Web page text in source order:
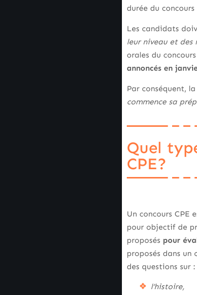
durée du concours
Les candidats
leur niveau et des
orales du
annoncés en
Par conséquent,
commence sa
Quel
CPE?
Un concours CPE
pour objectif de
proposés pour
proposés dans un
des questions sur :
l’histoire,